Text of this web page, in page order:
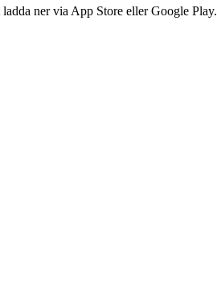
ner via App Store eller Google Play.